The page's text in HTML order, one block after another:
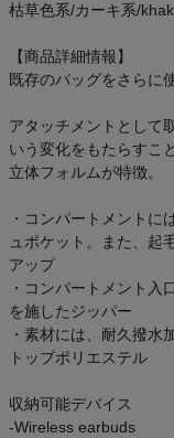
枯草色系/カーキ系/
【商品詳細情報】
既存のバッグをさらに
アタッチメントとして
いう変化をもたらすこ
立体フォルムが特徴。
・コンパートメントに
ュポケット。また、起
アップ
・コンパートメント入
を施したジッパー
・素材には、耐久撥水
トップポリエステル
収納可能デバイス
-Wireless earbuds